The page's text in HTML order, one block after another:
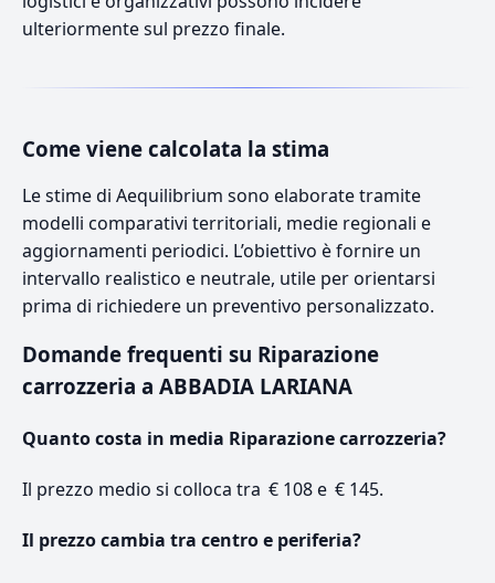
ulteriormente sul prezzo finale.
Come viene calcolata la stima
Le stime di Aequilibrium sono elaborate tramite
modelli comparativi territoriali, medie regionali e
aggiornamenti periodici. L’obiettivo è fornire un
intervallo realistico e neutrale, utile per orientarsi
prima di richiedere un preventivo personalizzato.
Domande frequenti su Riparazione
carrozzeria a ABBADIA LARIANA
Quanto costa in media Riparazione carrozzeria?
Il prezzo medio si colloca tra € 108 e € 145.
Il prezzo cambia tra centro e periferia?